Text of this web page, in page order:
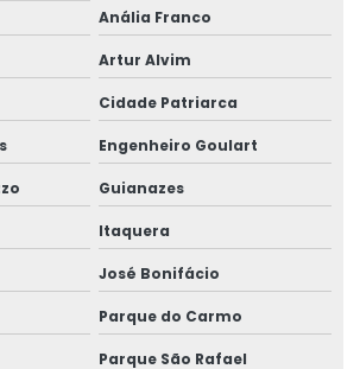
concreto para estacionamento
epóxi
de concreto
polido
de piso
Anália Franco
Artur Alvim
Cidade Patriarca
Engenheiro Goulart
Guianazes
Itaquera
José Bonifácio
Parque do Carmo
Parque São Rafael